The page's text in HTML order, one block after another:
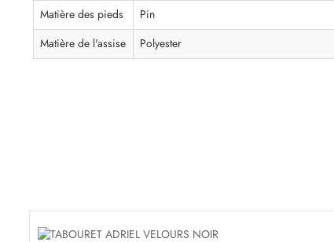
Matière des pieds
Pin
Matière de l'assise
Polyester